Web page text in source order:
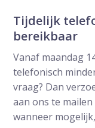
Tijdelijk
bereikbaar
Vanaf maandag
telefonisch
vraag? Dan
aan ons te mailen
wanneer